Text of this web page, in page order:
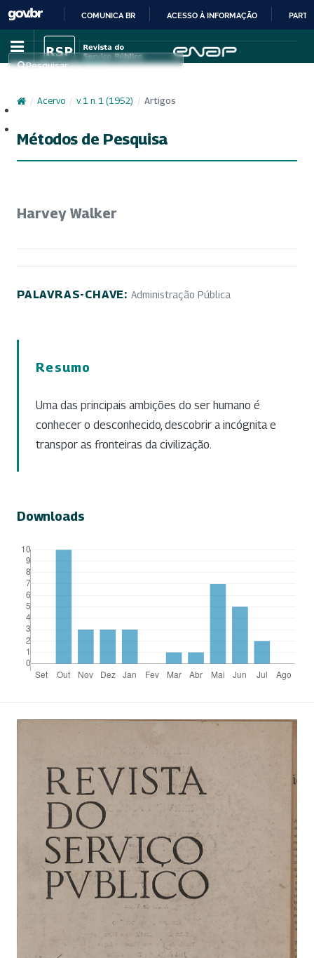
IR
PARA
CONTEÚDO
COMUNICA BR ACESSO À INFORMAÇÃO
Pesquisar
/ Acervo / v. 1 n. 1 (1952) / Artigos
Métodos de Pesquisa
Harvey Walker
PALAVRAS-CHAVE: Administração Pública
Resumo
Uma das principais ambições do ser humano é
conhecer o desconhecido, descobrir a incógnita e
transpor as fronteiras da civilização.
Downloads